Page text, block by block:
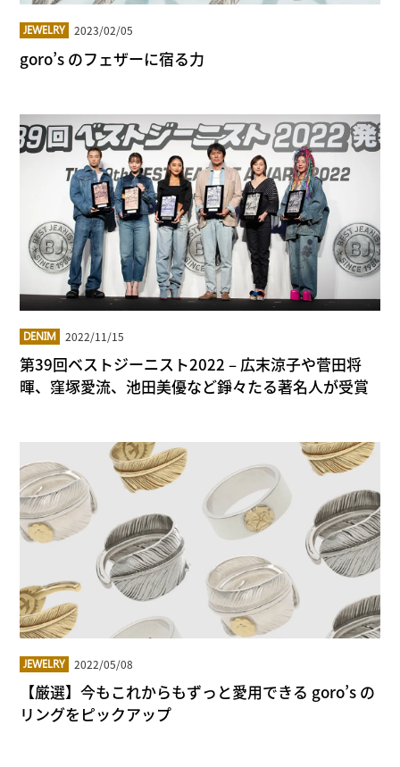
JEWELRY 2023/02/05
goro’s のフェザーに宿る力
DENIM 2022/11/15
第39回ベストジーニスト2022 – 広末涼⼦や菅⽥将
暉、窪塚愛流、池⽥美優など錚々たる著名人が受賞
JEWELRY 2022/05/08
【厳選】今もこれからもずっと愛用できる goro’s の
リングをピックアップ